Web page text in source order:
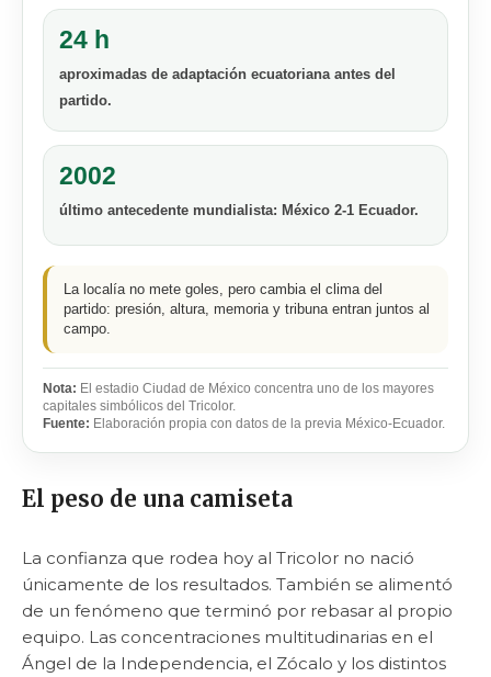
24 h
aproximadas de adaptación ecuatoriana antes del
partido.
2002
último antecedente mundialista: México 2-1 Ecuador.
La localía no mete goles, pero cambia el clima del
partido: presión, altura, memoria y tribuna entran juntos al
campo.
Nota: El estadio Ciudad de México concentra uno de los mayores
capitales simbólicos del Tricolor.
Fuente: Elaboración propia con datos de la previa México-Ecuador.
El peso de una camiseta
La confianza que rodea hoy al Tricolor no nació
únicamente de los resultados. También se alimentó
de un fenómeno que terminó por rebasar al propio
equipo. Las concentraciones multitudinarias en el
Ángel de la Independencia, el Zócalo y los distintos